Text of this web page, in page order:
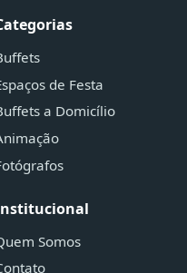
de Festa
a Domicílio
Somos